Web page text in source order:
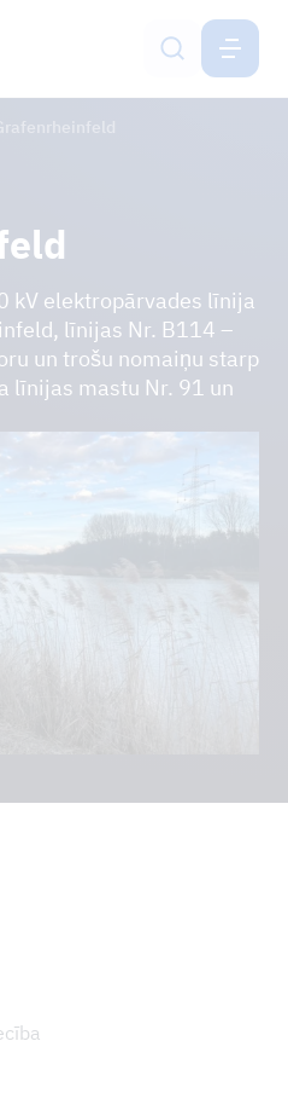
kV elektropārvades līnija
līnijas Nr. B114 –
un trošu nomaiņu starp
līnijas mastu Nr. 91 un